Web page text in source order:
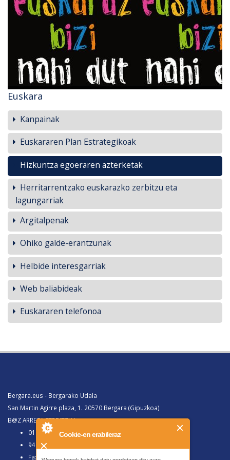
Cookie-en erabileraz
Euskara
Kanpainak
Euskararen Plan Estrategikoak
Hizkuntza egoeraren azterketak
Herritarrentzako euskarazko zerbitzu eta
lagungarriak
Argitalpenak
Ohiko galde-erantzunak
Helbide interesgarriak
Web baliabideak
Euskararen telefonoa
Bergara.eus - Bergarako Udala
San Martin Agirre plaza, 1. 20570 Bergara (Gipuzkoa)
B@Z ARRETA ZERBITZUA:
010, Bergaratik deituz gero
943 77 91 00, Bergaraz kanpotik deituz gero
Faxa 943 77 91 63